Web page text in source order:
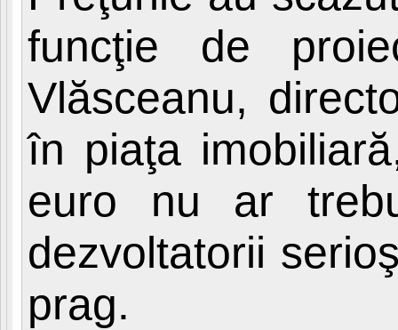
funcţie de
Vlăsceanu,
în piaţa
euro nu ar
dezvoltatorii
prag.